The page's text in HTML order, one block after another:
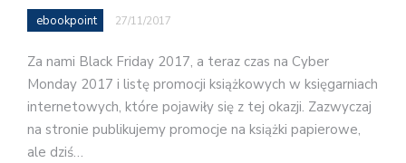
ebookpoint 27/11/2017
Za nami Black Friday 2017, a teraz czas na Cyber
Monday 2017 i listę promocji książkowych w księgarniach
internetowych, które pojawiły się z tej okazji. Zazwyczaj
na stronie publikujemy promocje na książki papierowe,
ale dziś…